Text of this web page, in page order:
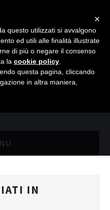
IN
×
questo utilizzati si avvalgono
ed utili alle finalità illustrate
di più o negare il consenso
la cookie policy
questa pagina, cliccando
in altra maniera,